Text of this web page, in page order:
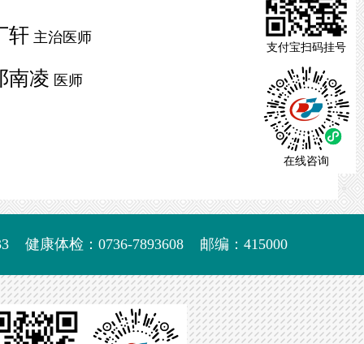
轩 主治医师
南凌 医师
健康体检：0736-7893608 邮编：415000
支付宝扫码挂号
在线咨询